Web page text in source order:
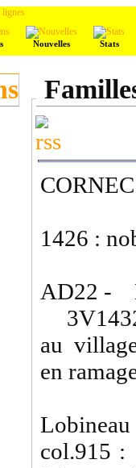
Nouvelles Stats
CORNEC
1426 :
AD22 -
au
en
Lobineau
col.915